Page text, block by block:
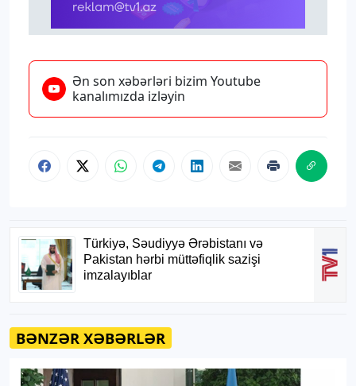
Ən son xəbərləri bizim Youtube
kanalımızda izləyin
BƏNZƏR XƏBƏRLƏR